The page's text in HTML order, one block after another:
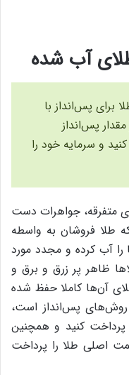
آب شده
برای پس‌انداز با
پس‌انداز
و سرمایه خود را
متفرقه، جواهرات دست
فروشان به واسطه
آب کرده و مجدد مورد
ظاهر پر زرق و برق و
آن‌‌ها کاملا ‌حفظ شده
پس‌انداز است،
پرداخت کنید و همچنین
اصلی طلا را پرداخت